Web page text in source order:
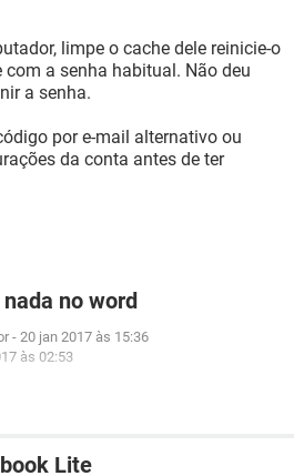
limpe o cache dele reinicie-o
a senha habitual. Não deu
a senha.
por e-mail alternativo ou
da conta antes de ter
no word
- 20 jan 2017 às 15:36
às 02:53
Lite